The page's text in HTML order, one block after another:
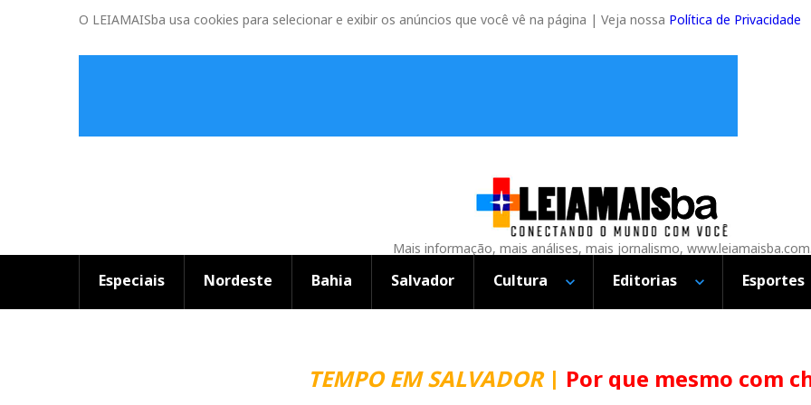
O LEIAMAISba usa cookies para selecionar e exibir os anúncios que você vê na página | Veja nossa Política de Privacidade
Mais informação, mais análises, mais jornalismo,
Especiais Nordeste Bahia Salvador Cultura Editorias Esportes
TEMPO EM SALVADOR|Por que mesmo com chuva